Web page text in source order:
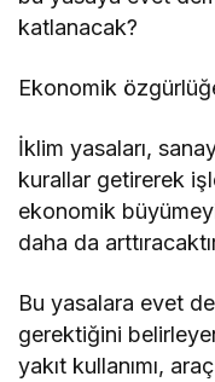
katlanacak?
Ekonomik
İklim yasaları,
kurallar getirerek
ekonomik
daha da
Bu yasalara evet
gerektiğini
yakıt kullanımı,